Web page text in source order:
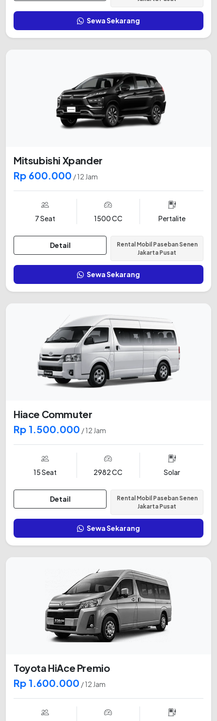
Sewa Sekarang
Mitsubishi Xpander
Rp 600.000 / 12 Jam
7 Seat 1500 CC Pertalite
Detail
Rental Mobil Paseban Senen
Jakarta Pusat
Sewa Sekarang
Hiace Commuter
Rp 1.500.000 / 12 Jam
15 Seat 2982 CC Solar
Detail
Rental Mobil Paseban Senen
Jakarta Pusat
Sewa Sekarang
Toyota HiAce Premio
Rp 1.600.000 / 12 Jam